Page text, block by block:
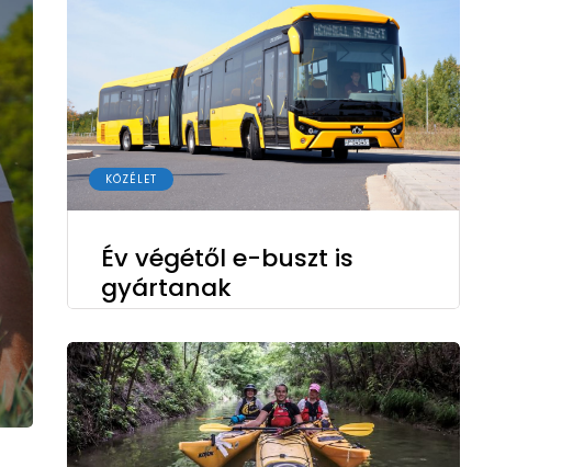
KÖZÉLET
Év végétől e-buszt is
gyártanak